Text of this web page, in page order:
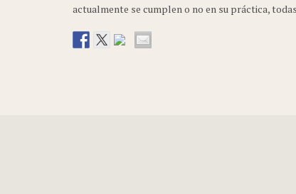
actualmente se cumplen o no en su práctica,